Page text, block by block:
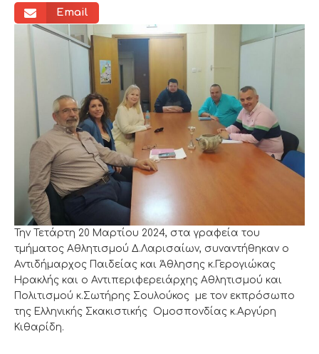
Email
Την Τετάρτη 20 Μαρτίου 2024, στα γραφεία του
τμήματος Αθλητισμού Δ.Λαρισαίων, συναντήθηκαν ο
Αντιδήμαρχος Παιδείας και Άθλησης κ.Γερογιώκας
Ηρακλής και ο Αντιπεριφερειάρχης Αθλητισμού και
Πολιτισμού κ.Σωτήρης Σουλούκος με τον εκπρόσωπο
της Ελληνικής Σκακιστικής Ομοσπονδίας κ.Αργύρη
Κιθαρίδη.